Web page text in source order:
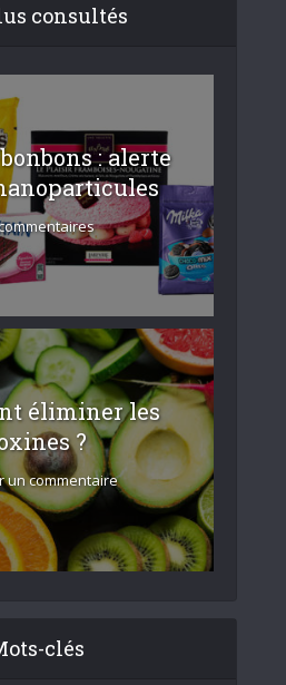
consultés
: alerte
éliminer les
?
un commentaire
clés